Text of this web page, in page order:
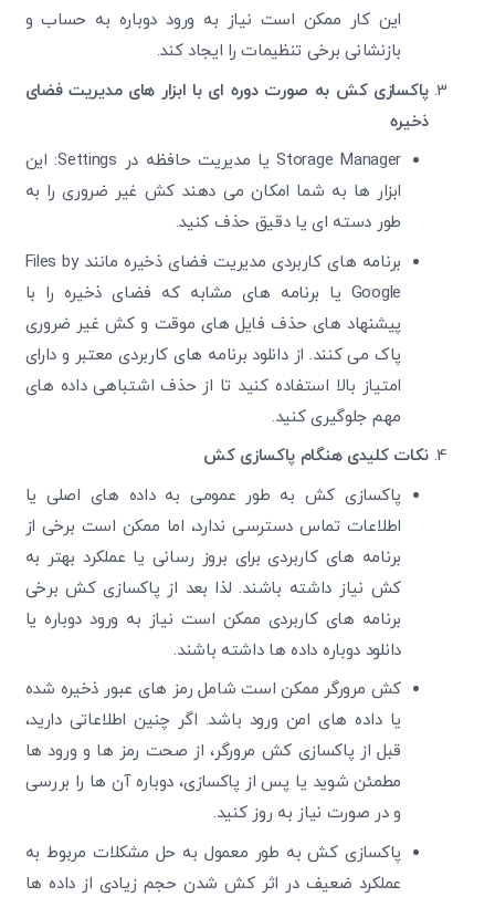
این کار ممکن است نیاز به ورود دوباره به حساب و
بازنشانی برخی تنظیمات را ایجاد کند.
پاکسازی کش به ‌صورت دوره‌ ای با ابزار های مدیریت فضای
ذخیره
Storage Manager یا مدیریت حافظه در Settings: این
ابزار ها به شما امکان می ‌دهند کش غیر ضروری را به‌
طور دسته‌ ای یا دقیق حذف کنید.
برنامه های کاربردی مدیریت فضای ذخیره مانند Files by
Google یا برنامه‌ های مشابه که فضای ذخیره را با
پیشنهاد های حذف فایل‌ های موقت و کش غیر ضروری
پاک می ‌کنند. از دانلود برنامه های کاربردی معتبر و دارای
امتیاز بالا استفاده کنید تا از حذف اشتباهی داده ‌های
مهم جلوگیری کنید.
نکات کلیدی هنگام پاکسازی کش
پاکسازی کش به طور عمومی به داده ‌های اصلی یا
اطلاعات تماس دسترسی ندارد، اما ممکن است برخی از
برنامه های کاربردی برای بروز رسانی یا عملکرد بهتر به
کش نیاز داشته باشند. لذا بعد از پاکسازی کش برخی
برنامه های کاربردی ممکن است نیاز به ورود دوباره یا
دانلود دوباره داده‌ ها داشته باشند.
کش مرورگر ممکن است شامل رمز های عبور ذخیره‌ شده
یا داده‌ های امن ورود باشد. اگر چنین اطلاعاتی دارید،
قبل از پاکسازی کش مرورگر، از صحت رمز ها و ورود ها
مطمئن شوید یا پس از پاکسازی، دوباره آن‌ ها را بررسی
و در صورت نیاز به ‌روز کنید.
پاکسازی کش به ‌طور معمول به حل مشکلات مربوط به
عملکرد ضعیف در اثر کش شدن حجم زیادی از داده ها